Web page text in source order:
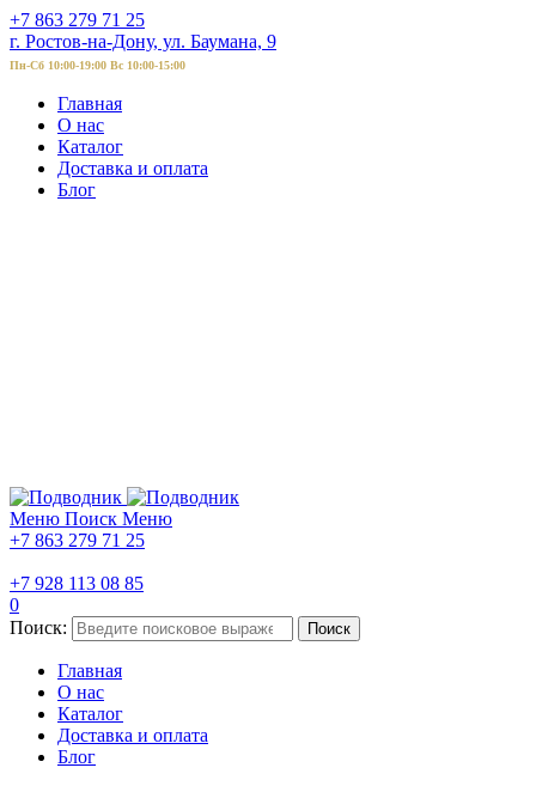
+7 863 279 71 25
г. Ростов-на-Дону, ул. Баумана, 9
Пн-Сб 10:00-19:00 Вс 10:00-15:00
Главная
О нас
Каталог
Доставка и оплата
Блог
Меню Поиск Меню
+7 863 279 71 25
+7 928 113 08 85
0
Поиск:
Поиск
Главная
О нас
Каталог
Доставка и оплата
Блог